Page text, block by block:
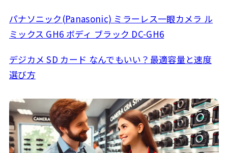
パナソニック(Panasonic) ミラーレス一眼カメラ ル
ミックス GH6 ボディ ブラック DC-GH6
デジカメ SD カード なんでもいい？最適容量と速度
選び方